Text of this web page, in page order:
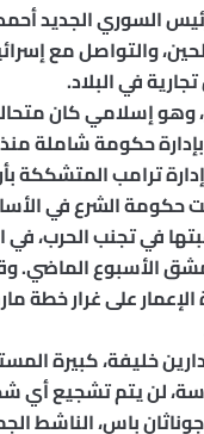
السوري الجديد
والتواصل مع
في البلاد.
وهو إسلامي كان
حكومة شاملة
ترامب المتشككة
حكومة الشرع في
في تجنب الحرب،
الأسبوع الماضي.
الإعمار على غرار
خليفة، كبيرة
لن يتم تشجيع أي